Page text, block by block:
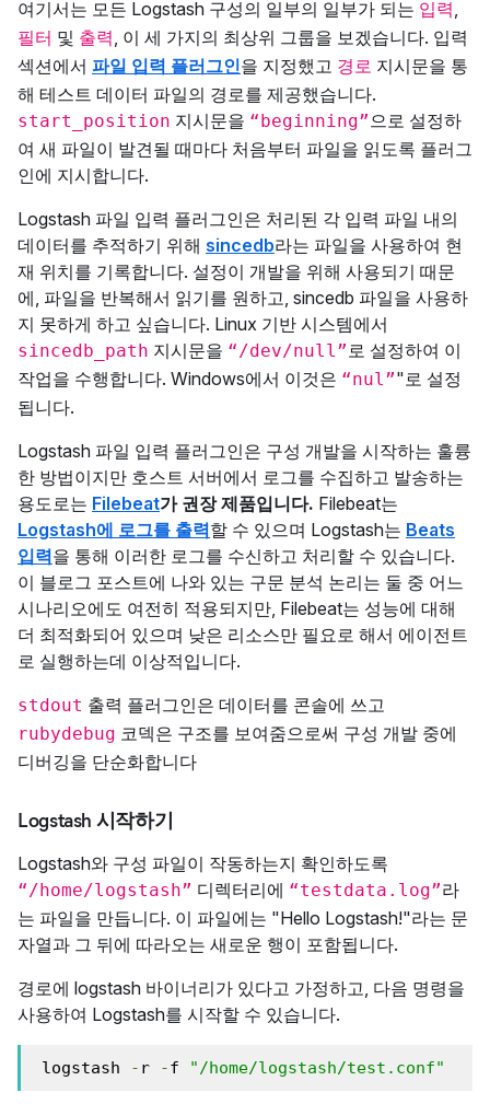
여기서는 모든 Logstash 구성의 일부의 일부가 되는 입력
필터 및 출력 , 이 세 가지의 최상위 그룹을 보겠습니다. 입력
섹션에서 파일 입력 플러그인을 지정했고 경로 지시문을 통
해 테스트 데이터 파일의 경로를 제공했습니다.
start_position 지시문을 “beginning” 으로 설정하
여 새 파일이 발견될 때마다 처음부터 파일을 읽도록 플러그
인에 지시합니다.
Logstash 파일 입력 플러그인은 처리된 각 입력 파일 내의
데이터를 추적하기 위해 sincedb라는 파일을 사용하여 현
재 위치를 기록합니다. 설정이 개발을 위해 사용되기 때문
에, 파일을 반복해서 읽기를 원하고, sincedb 파일을 사용하
지 못하게 하고 싶습니다. Linux 기반 시스템에서
sincedb_path 지시문을 “/dev/null” 로 설정하여 이
작업을 수행합니다. Windows에서 이것은 “nul”"로 설정
됩니다.
Logstash 파일 입력 플러그인은 구성 개발을 시작하는 훌륭
한 방법이지만 호스트 서버에서 로그를 수집하고 발송하는
용도로는 Filebeat가 권장 제품입니다. Filebeat는
Logstash에 로그를 출력할 수 있으며 Logstash는 Beats
입력을 통해 이러한 로그를 수신하고 처리할 수 있습니다.
이 블로그 포스트에 나와 있는 구문 분석 논리는 둘 중 어느
시나리오에도 여전히 적용되지만, Filebeat는 성능에 대해
더 최적화되어 있으며 낮은 리소스만 필요로 해서 에이전트
로 실행하는데 이상적입니다.
stdout 출력 플러그인은 데이터를 콘솔에 쓰고
rubydebug 코덱은 구조를 보여줌으로써 구성 개발 중에
디버깅을 단순화합니다
Logstash 시작하기
Logstash와 구성 파일이 작동하는지 확인하도록
“/home/logstash” 디렉터리에 “testdata.log”라
는 파일을 만듭니다. 이 파일에는 "Hello Logstash!"라는 문
자열과 그 뒤에 따라오는 새로운 행이 포함됩니다.
경로에 logstash 바이너리가 있다고 가정하고, 다음 명령을
사용하여 Logstash를 시작할 수 있습니다.
logstash - r -f "/home/logstash/test.conf"